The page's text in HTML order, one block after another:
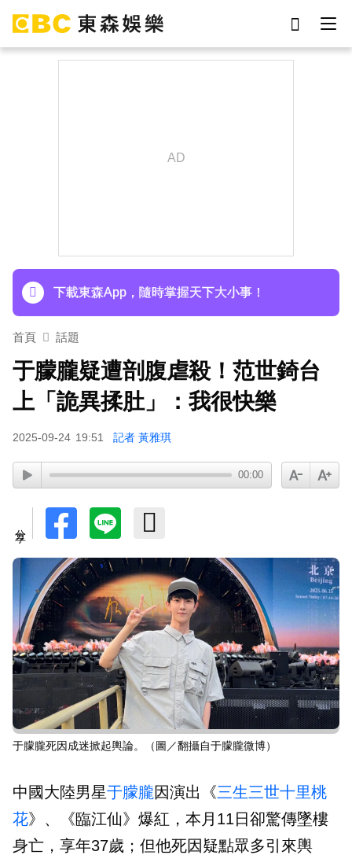
下載東森App，隨時掌握天下大小事！
首頁 話題
于朦朧疑遭剖腹虐殺！范世錡台
上「詭異揉肚」：我很快樂
2025-09-24 19:51 記者 黃雅琪
00:00
于朦朧死因成迷掀起輿論。（圖／翻攝自于朦朧微博）
中國大陸男星于朦朧因演出《三生三世十里桃
花》、《臨江仙》爆紅，本月11日卻驚傳墜樓
身亡，享年37歲；但他死因疑點眾多引來輿